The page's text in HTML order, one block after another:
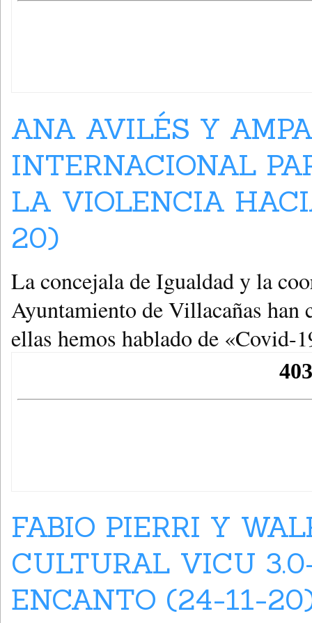
ANA AVILÉS Y
INTERNACIONAL
LA VIOLENCIA
20)
La concejala de Igualdad y la
Ayuntamiento de Villacañas
ellas hemos hablado de «Covid-
FABIO PIERRI Y
CULTURAL VICU
ENCANTO (24-11-